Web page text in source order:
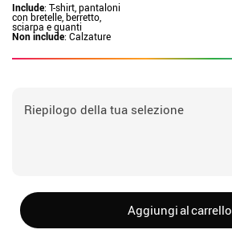
Include: T-shirt, pantaloni
con bretelle, berretto,
sciarpa e guanti
Non include: Calzature
Riepilogo della tua selezione
Aggiungi al carrello